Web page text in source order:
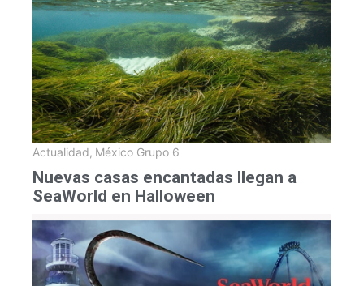
Actualidad, México Grupo 6
Nuevas casas encantadas llegan a
SeaWorld en Halloween